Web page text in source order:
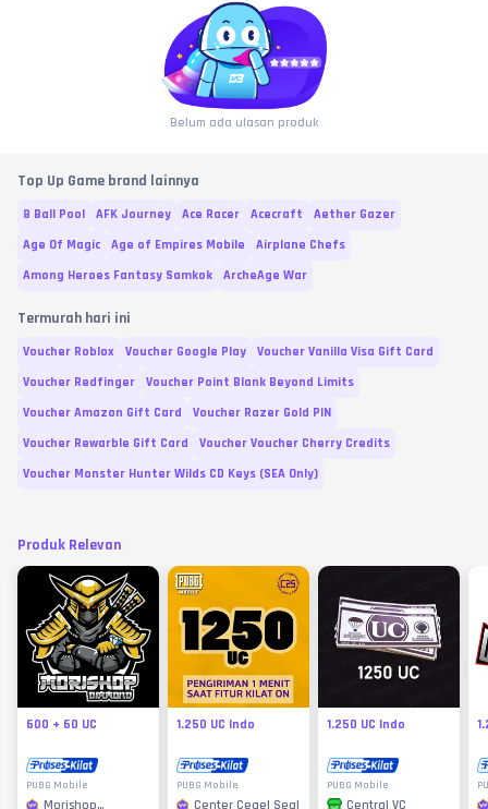
Belum ada ulasan produk
Top Up Game brand lainnya
8 Ball Pool AFK Journey Ace Racer Acecraft
Aether Gazer
Age Of Magic
Age of Empires Mobile
Airplane Chefs
Among Heroes Fantasy Samkok
ArcheAge War
Termurah hari ini
Voucher Roblox Voucher Google Play
Voucher Vanilla Visa Gift Card
Voucher Redfinger
Voucher Point Blank Beyond Limits
Voucher Amazon Gift Card
Voucher Razer Gold PIN
Voucher Rewarble Gift Card
Voucher Voucher Cherry Credits
Voucher Monster Hunter Wilds CD Keys (SEA Only)
Produk Relevan
600 + 60 UC
PUBG Mobile
Morishop
1.250 UC Indo
PUBG Mobile
Center Cegel Seal
1.250 UC Indo
PUBG Mobile
Central VC